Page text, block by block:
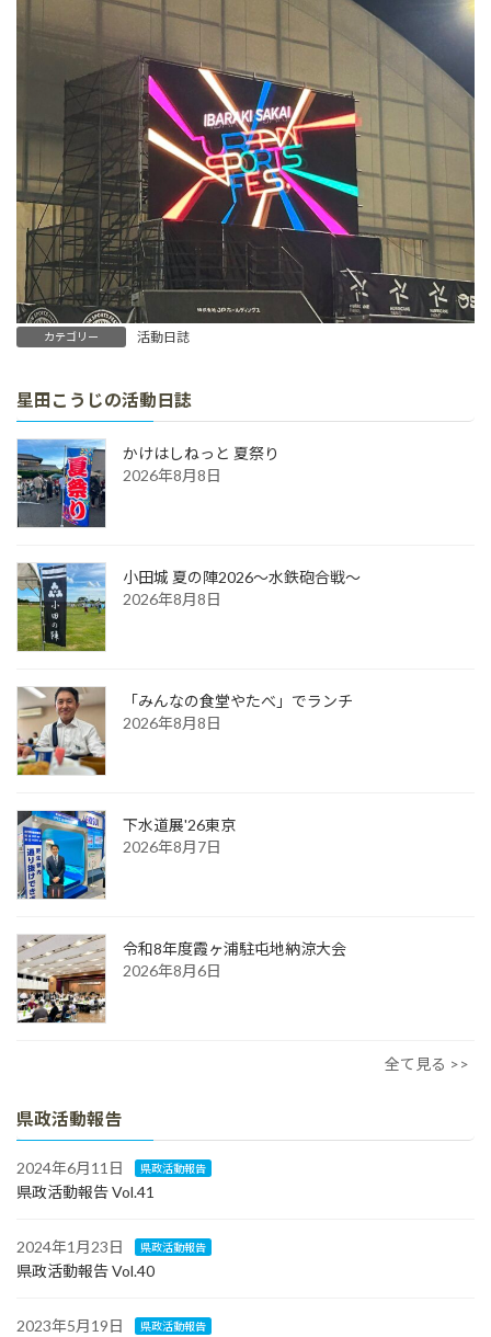
カテゴリー 活動日誌
星田こうじの活動日誌
かけはしねっと 夏祭り
2026年8月8日
小田城 夏の陣2026～水鉄砲合戦～
2026年8月8日
「みんなの食堂やたべ」でランチ
2026年8月8日
下水道展'26東京
2026年8月7日
令和8年度霞ヶ浦駐屯地納涼大会
2026年8月6日
全て見る >>
県政活動報告
2024年6月11日 県政活動報告
県政活動報告 Vol.41
2024年1月23日 県政活動報告
県政活動報告 Vol.40
2023年5月19日 県政活動報告